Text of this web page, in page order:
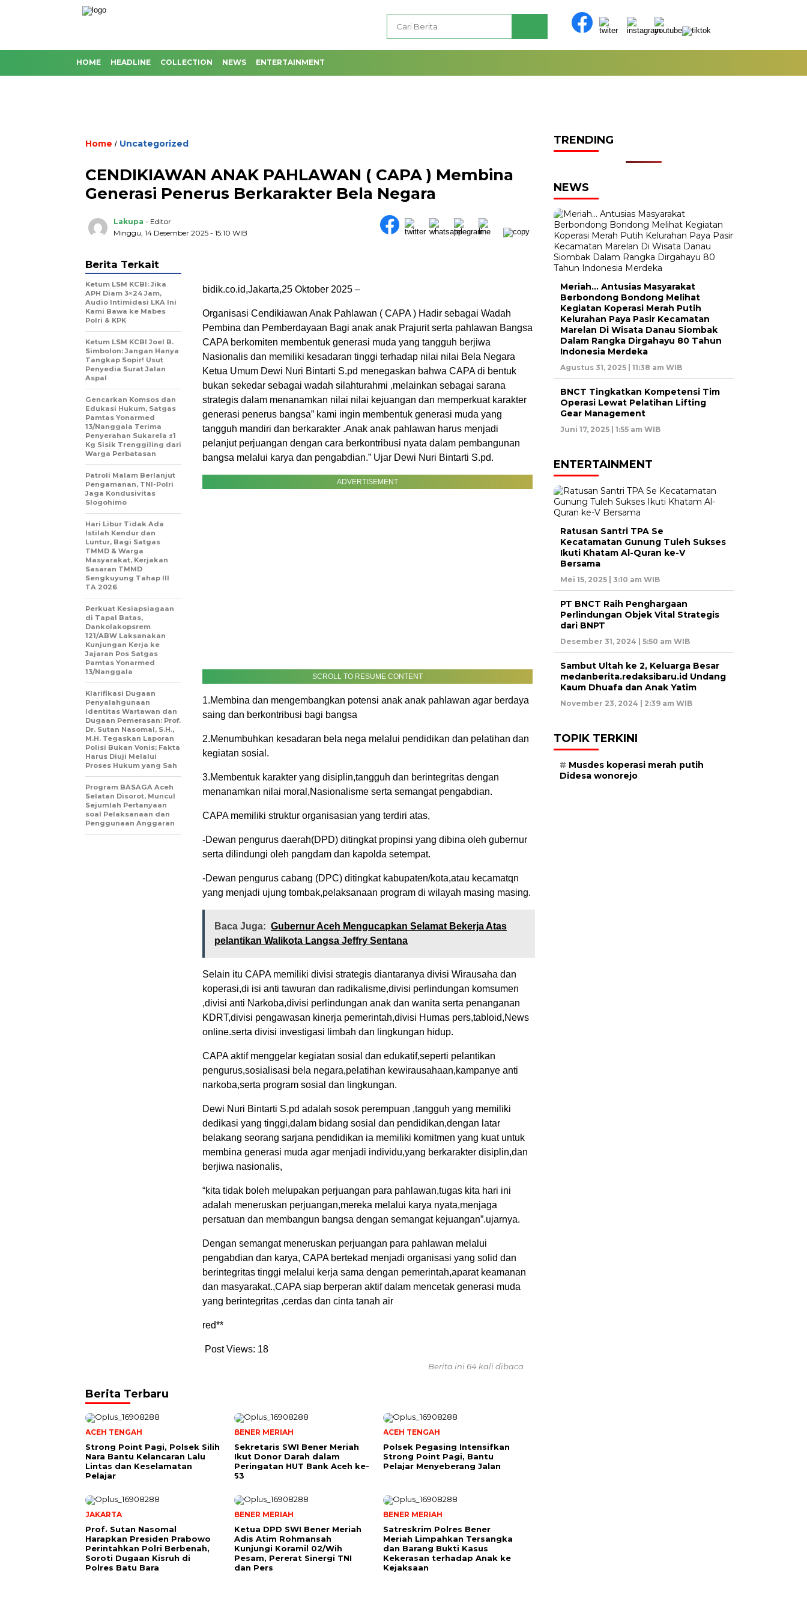
HOME HEADLINE COLLECTION NEWS ENTERTAINMENT
Home / Uncategorized
CENDIKIAWAN ANAK PAHLAWAN ( CAPA ) Membina
Generasi Penerus Berkarakter Bela Negara
Lakupa - Editor
Minggu, 14 Desember 2025 - 15:10 WIB
bidik.co.id,Jakarta,25 Oktober 2025 –
Organisasi Cendikiawan Anak Pahlawan ( CAPA ) Hadir sebagai Wadah
Pembina dan Pemberdayaan Bagi anak anak Prajurit serta pahlawan Bangsa
CAPA berkomiten membentuk generasi muda yang tangguh berjiwa
Nasionalis dan memiliki kesadaran tinggi terhadap nilai nilai Bela Negara
Ketua Umum Dewi Nuri Bintarti S.pd menegaskan bahwa CAPA di bentuk
bukan sekedar sebagai wadah silahturahmi ,melainkan sebagai sarana
strategis dalam menanamkan nilai nilai kejuangan dan memperkuat karakter
generasi penerus bangsa” kami ingin membentuk generasi muda yang
tangguh mandiri dan berkarakter .Anak anak pahlawan harus menjadi
pelanjut perjuangan dengan cara berkontribusi nyata dalam pembangunan
bangsa melalui karya dan pengabdian.” Ujar Dewi Nuri Bintarti S.pd.
ADVERTISEMENT
SCROLL TO RESUME CONTENT
1.Membina dan mengembangkan potensi anak anak pahlawan agar berdaya
saing dan berkontribusi bagi bangsa
2.Menumbuhkan kesadaran bela nega melalui pendidikan dan pelatihan dan
kegiatan sosial.
3.Membentuk karakter yang disiplin,tangguh dan berintegritas dengan
menanamkan nilai moral,Nasionalisme serta semangat pengabdian.
CAPA memiliki struktur organisasian yang terdiri atas,
-Dewan pengurus daerah(DPD) ditingkat propinsi yang dibina oleh gubernur
serta dilindungi oleh pangdam dan kapolda setempat.
-Dewan pengurus cabang (DPC) ditingkat kabupaten/kota,atau kecamatqn
yang menjadi ujung tombak,pelaksanaan program di wilayah masing masing.
Baca Juga: Gubernur Aceh Mengucapkan Selamat Bekerja Atas
pelantikan Walikota Langsa Jeffry Sentana
Selain itu CAPA memiliki divisi strategis diantaranya divisi Wirausaha dan
koperasi,di isi anti tawuran dan radikalisme,divisi perlindungan komsumen
,divisi anti Narkoba,divisi perlindungan anak dan wanita serta penanganan
KDRT,divisi pengawasan kinerja pemerintah,divisi Humas pers,tabloid,News
online.serta divisi investigasi limbah dan lingkungan hidup.
CAPA aktif menggelar kegiatan sosial dan edukatif,seperti pelantikan
pengurus,sosialisasi bela negara,pelatihan kewirausahaan,kampanye anti
narkoba,serta program sosial dan lingkungan.
Dewi Nuri Bintarti S.pd adalah sosok perempuan ,tangguh yang memiliki
dedikasi yang tinggi,dalam bidang sosial dan pendidikan,dengan latar
belakang seorang sarjana pendidikan ia memiliki komitmen yang kuat untuk
membina generasi muda agar menjadi individu,yang berkarakter disiplin,dan
berjiwa nasionalis,
“kita tidak boleh melupakan perjuangan para pahlawan,tugas kita hari ini
adalah meneruskan perjuangan,mereka melalui karya nyata,menjaga
persatuan dan membangun bangsa dengan semangat kejuangan”.ujarnya.
Dengan semangat meneruskan perjuangan para pahlawan melalui
pengabdian dan karya, CAPA bertekad menjadi organisasi yang solid dan
berintegritas tinggi melalui kerja sama dengan pemerintah,aparat keamanan
dan masyarakat.,CAPA siap berperan aktif dalam mencetak generasi muda
yang berintegritas ,cerdas dan cinta tanah air
red**
Post Views: 18
Berita Terkait
Ketum LSM KCBI: Jika
APH Diam 3×24 Jam,
Audio Intimidasi LKA Ini
Kami Bawa ke Mabes
Polri & KPK
Ketum LSM KCBI Joel B.
Simbolon: Jangan Hanya
Tangkap Sopir! Usut
Penyedia Surat Jalan
Aspal
Gencarkan Komsos dan
Edukasi Hukum, Satgas
Pamtas Yonarmed
13/Nanggala Terima
Penyerahan Sukarela ±1
Kg Sisik Trenggiling dari
Warga Perbatasan
Patroli Malam Berlanjut
Pengamanan, TNI-Polri
Jaga Kondusivitas
Slogohimo
Hari Libur Tidak Ada
Istilah Kendur dan
Luntur, Bagi Satgas
TMMD & Warga
Masyarakat, Kerjakan
Sasaran TMMD
Sengkuyung Tahap III
TA 2026
Perkuat Kesiapsiagaan
di Tapal Batas,
Dankolakopsrem
121/ABW Laksanakan
Kunjungan Kerja ke
Jajaran Pos Satgas
Pamtas Yonarmed
13/Nanggala
Klarifikasi Dugaan
Penyalahgunaan
Identitas Wartawan dan
Dugaan Pemerasan: Prof.
Dr. Sutan Nasomal, S.H.,
M.H. Tegaskan Laporan
Polisi Bukan Vonis; Fakta
Harus Diuji Melalui
Proses Hukum yang Sah
Program BASAGA Aceh
Selatan Disorot, Muncul
Sejumlah Pertanyaan
soal Pelaksanaan dan
Penggunaan Anggaran
Berita ini 64 kali dibaca
Berita Terbaru
ACEH TENGAH
Strong Point Pagi, Polsek Silih
Nara Bantu Kelancaran Lalu
Lintas dan Keselamatan
Pelajar
BENER MERIAH
Sekretaris SWI Bener Meriah
Ikut Donor Darah dalam
Peringatan HUT Bank Aceh ke-
53
ACEH TENGAH
Polsek Pegasing Intensifkan
Strong Point Pagi, Bantu
Pelajar Menyeberang Jalan
JAKARTA
Prof. Sutan Nasomal
Harapkan Presiden Prabowo
Perintahkan Polri Berbenah,
Soroti Dugaan Kisruh di
Polres Batu Bara
BENER MERIAH
Ketua DPD SWI Bener Meriah
Adis Atim Rohmansah
Kunjungi Koramil 02/Wih
Pesam, Pererat Sinergi TNI
dan Pers
BENER MERIAH
Satreskrim Polres Bener
Meriah Limpahkan Tersangka
dan Barang Bukti Kasus
Kekerasan terhadap Anak ke
Kejaksaan
TRENDING
NEWS
Meriah… Antusias Masyarakat
Berbondong Bondong Melihat
Kegiatan Koperasi Merah Putih
Kelurahan Paya Pasir Kecamatan
Marelan Di Wisata Danau Siombak
Dalam Rangka Dirgahayu 80 Tahun
Indonesia Merdeka
Agustus 31, 2025 | 11:38 am WIB
BNCT Tingkatkan Kompetensi Tim
Operasi Lewat Pelatihan Lifting
Gear Management
Juni 17, 2025 | 1:55 am WIB
ENTERTAINMENT
Ratusan Santri TPA Se
Kecatamatan Gunung Tuleh Sukses
Ikuti Khatam Al-Quran ke-V
Bersama
Mei 15, 2025 | 3:10 am WIB
PT BNCT Raih Penghargaan
Perlindungan Objek Vital Strategis
dari BNPT
Desember 31, 2024 | 5:50 am WIB
Sambut Ultah ke 2, Keluarga Besar
medanberita.redaksibaru.id Undang
Kaum Dhuafa dan Anak Yatim
November 23, 2024 | 2:39 am WIB
TOPIK TERKINI
Musdes koperasi merah putih
Didesa wonorejo